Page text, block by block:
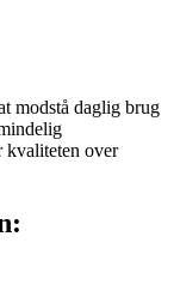
modstå daglig brug
kvaliteten over